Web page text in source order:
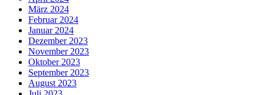
März 2024
Februar 2024
Januar 2024
Dezember 2023
November 2023
Oktober 2023
September 2023
August 2023